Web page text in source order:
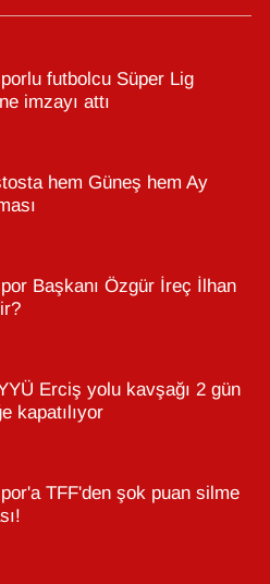
futbolcu Süper Lig
imzayı attı
hem Güneş hem Ay
Başkanı Özgür İreç İlhan
Erciş yolu kavşağı 2 gün
kapatılıyor
TFF'den şok puan silme